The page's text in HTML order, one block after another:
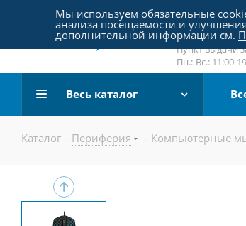
Пятницкое
email:sale@pc-
Пн.:-Вс.: 10:00-
Пункт выдачи
Пн.:-Вс.: 11:00-
Весь каталог
Каталог - Периферия - Компьютерные
Мы используем обязательные
анализа посещаемости и
дополнительной информации см.